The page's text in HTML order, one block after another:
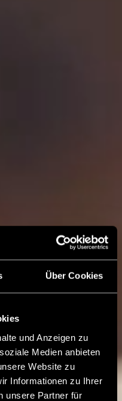
Über Cookies
und Anzeigen zu
Medien anbieten
Website zu
Informationen zu Ihrer
unsere Partner für